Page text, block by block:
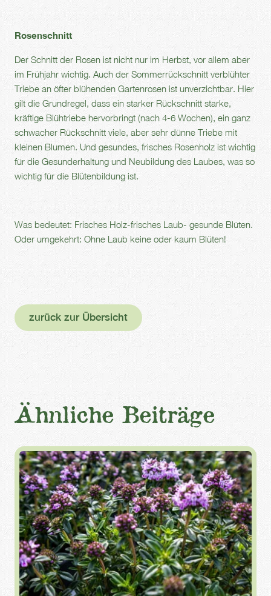
Rosenschnitt
Der Schnitt der Rosen ist nicht nur im Herbst, vor allem aber
im Frühjahr wichtig. Auch der Sommerrückschnitt verblühter
Triebe an öfter blühenden Gartenrosen ist unverzichtbar. Hier
gilt die Grundregel, dass ein starker Rückschnitt starke,
kräftige Blühtriebe hervorbringt (nach 4-6 Wochen), ein ganz
schwacher Rückschnitt viele, aber sehr dünne Triebe mit
kleinen Blumen. Und gesundes, frisches Rosenholz ist wichtig
für die Gesunderhaltung und Neubildung des Laubes, was so
wichtig für die Blütenbildung ist.
Was bedeutet: Frisches Holz-frisches Laub- gesunde Blüten.
Oder umgekehrt: Ohne Laub keine oder kaum Blüten!
zurück zur Übersicht
Ähnliche Beiträge